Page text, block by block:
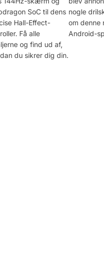
SoC til dens
Hall-Effect-
Få alle
og find ud af,
du sikrer dig din.
nogle
om denne
Android-